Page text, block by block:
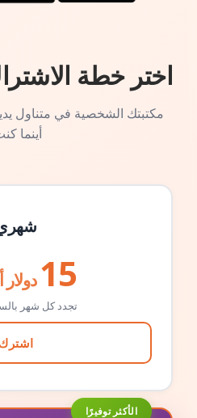
اختر خطة
مكتبتك الشخصية في متناول
أينما
15
تجدد كل شهر
اشترك
الأكثر توفيرًا